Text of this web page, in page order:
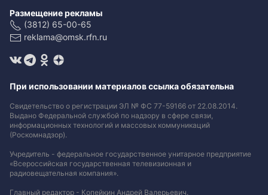
Размещение рекламы
(3812) 65-00-65
reklama@omsk.rfn.ru
При использовании материалов ссылка обязательна
Свидетельство о регистрации ЭЛ № ФС 77-59166 от 22.08.2014.
Выдано Федеральной службой по надзору в сфере связи,
информационных технологий и массовых коммуникаций
(Роскомнадзор).
Учредитель - федеральное государственное унитарное предприятие
«Всероссийская государственная телевизионная и
радиовещательная компания».
Главный редактор - Копейкин Андрей Валерьевич.